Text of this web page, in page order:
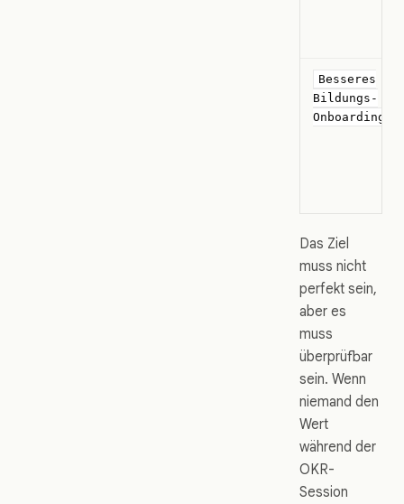
Besseres
Bildungs-
Onboarding
Das Ziel
muss nicht
perfekt sein,
aber es
muss
überprüfbar
sein. Wenn
niemand den
Wert
während der
OKR-
Session